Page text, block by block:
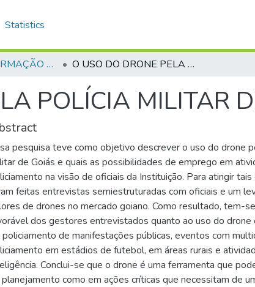
Statistics
CURSO DE FORMAÇÃO DE OFICIAIS - 44ª TURMA CFO – ASPIRANTES - 2018 O USO DO DRONE PELA POLÍCIA MILITAR DE GOIÁS
POLÍCIA MILITAR
pesquisa teve como objetivo descrever o uso do drone
de Goiás e quais as possibilidades de emprego em
na visão de oficiais da Instituição. Para atingir
feitas entrevistas semiestruturadas com oficiais e um
de drones no mercado goiano. Como resultado, tem-
dos gestores entrevistados quanto ao uso do drone
de manifestações públicas, eventos com
em estádios de futebol, em áreas rurais e
Conclui-se que o drone é uma ferramenta que
como em ações críticas que necessitam de